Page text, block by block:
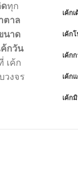
ดทุก
ตาล
นาด
ค้กวัน
เค้ก
วงจร
เค้ก
เค้ก
เค้ก
เค้ก
เค้ก